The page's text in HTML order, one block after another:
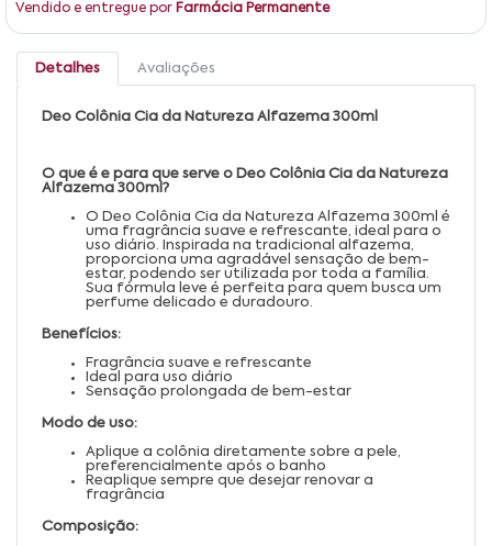
Vendido e entregue por Farmácia Permanente
Detalhes Avaliações
Deo Colônia Cia da Natureza Alfazema 300ml
O que é e para que serve o Deo Colônia Cia da Natureza
Alfazema 300ml?
O Deo Colônia Cia da Natureza Alfazema 300ml é
uma fragrância suave e refrescante, ideal para o
uso diário. Inspirada na tradicional alfazema,
proporciona uma agradável sensação de bem-
estar, podendo ser utilizada por toda a família.
Sua fórmula leve é perfeita para quem busca um
perfume delicado e duradouro.
Benefícios:
Fragrância suave e refrescante
Ideal para uso diário
Sensação prolongada de bem-estar
Modo de uso:
Aplique a colônia diretamente sobre a pele,
preferencialmente após o banho
Reaplique sempre que desejar renovar a
fragrância
Composição: